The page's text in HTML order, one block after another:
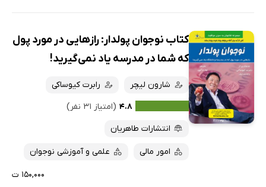
کتاب نوجوان پولدار: رازهایی در مورد پول
که شما در مدرسه یاد نمی‌گیرید!
شارون لیچر
رابرت کیوساکی
۴.۸ (امتیاز ۳۱ نفر)
انتشارات طاهریان
امور مالی علمی و آموزشی نوجوان
۱۵۰,۰۰۰ ت